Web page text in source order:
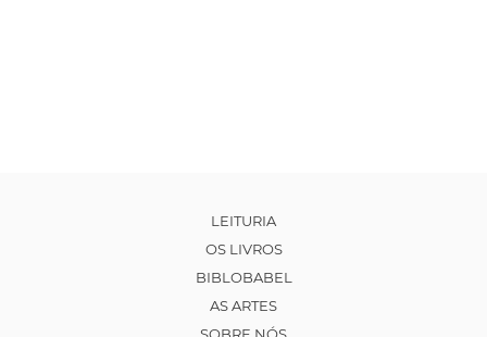
LEITURIA
OS LIVROS
BIBLOBABEL
AS ARTES